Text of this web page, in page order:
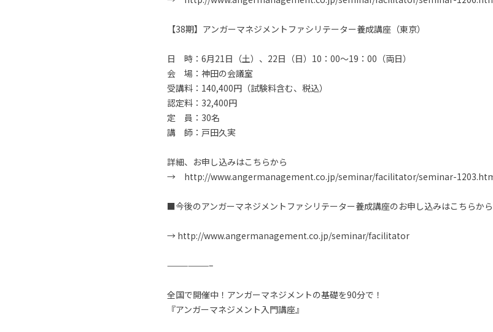
【38期】アンガーマネジメントファシリテーター養成講座（東京）
日 時：6月21日（土）、22日（日）10：00～19：00（両日）
会 場：神田の会議室
受講料：140,400円（試験料含む、税込）
認定料：32,400円
定 員：30名
講 師：戸田久実
詳細、お申し込みはこちらから
→ http://www.angermanagement.co.jp/seminar/facilitator/seminar-
■今後のアンガーマネジメントファシリテーター養成講座のお申し込みはこちらから
→ http://www.angermanagement.co.jp/seminar/facilitator
——————–
全国で開催中！アンガーマネジメントの基礎を90分で！
『アンガーマネジメント入門講座』